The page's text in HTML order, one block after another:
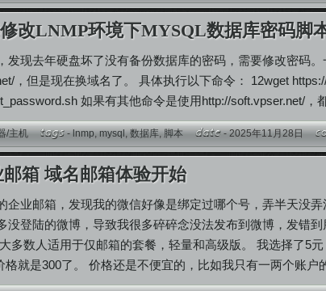
改LNMP环境下MYSQL数据库密码脚
发现去年硬盘坏了没有备份数据库的密码，需要修改密码
，但是现在换域名了。 具体执行以下命令： 12wget
如果有其他命令是使用http://soft.vpser.net/，
/主机 -lnmp,mysql,数据库,脚本 - 2025年11月28日
箱 域名邮箱体验开始
企业邮箱，发现我的微信好像是绑定过哪个号，弄半天没
没登陆的微博，导致我很多碎碎念没法发布到微博，发错
多数人适用于仅邮箱的套餐，轻量和高级版。 我选择了5
格就是300了。 价格还是不便宜的，比如我只有一两个账户